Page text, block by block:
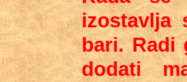
izostavlja
bari. Radi
dodati